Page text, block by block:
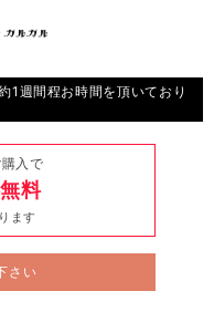
1週間程お時間を頂いており
入で
料
ます
さい